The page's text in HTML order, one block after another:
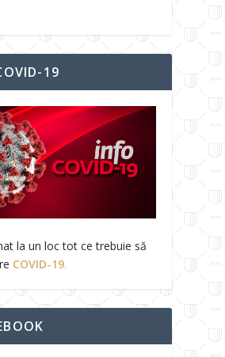
19
la un loc tot ce trebuie să
COVID-19.